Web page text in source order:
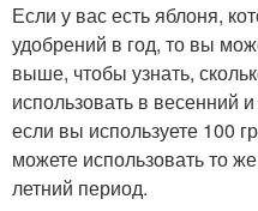
Если у вас есть яблоня,
удобрений в год, то вы
выше, чтобы узнать,
использовать в весенний
если вы используете 100
можете использовать то
летний период.